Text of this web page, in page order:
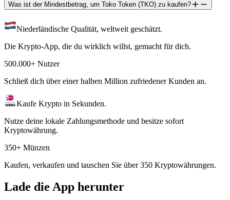
Was ist der Mindestbetrag, um Toko Token (TKO) zu kaufen?
Niederländische Qualität, weltweit geschätzt.
Die Krypto-App, die du wirklich willst, gemacht für dich.
500.000+ Nutzer
Schließ dich über einer halben Million zufriedener Kunden an.
Kaufe Krypto in Sekunden.
Nutze deine lokale Zahlungsmethode und besitze sofort
Kryptowährung.
350+ Münzen
Kaufen, verkaufen und tauschen Sie über 350 Kryptowährungen.
Lade die App herunter